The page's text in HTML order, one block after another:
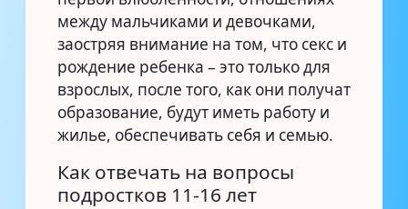
между мальчиками и девочками,
заостряя внимание на том, что секс и
рождение ребенка – это только для
взрослых, после того, как они получат
образование, будут иметь работу и
жилье, обеспечивать себя и семью.
Как отвечать на вопросы
подростков 11-16 лет